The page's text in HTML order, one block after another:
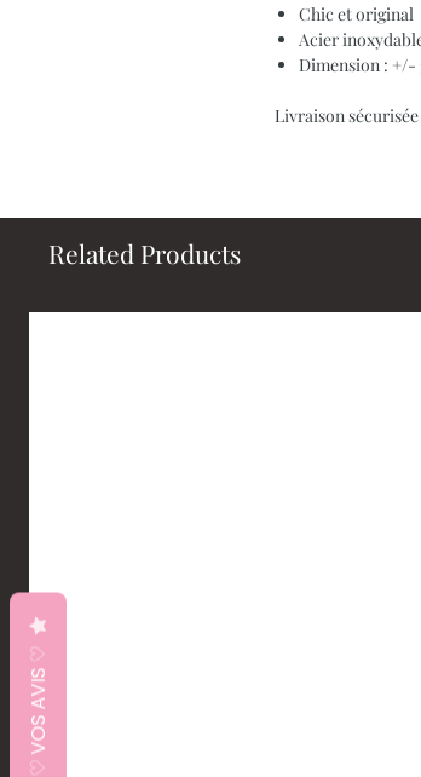
Chic et original
Acier
Dimension : +/-
Livraison
Related Products
♡ VOS AVIS ♡